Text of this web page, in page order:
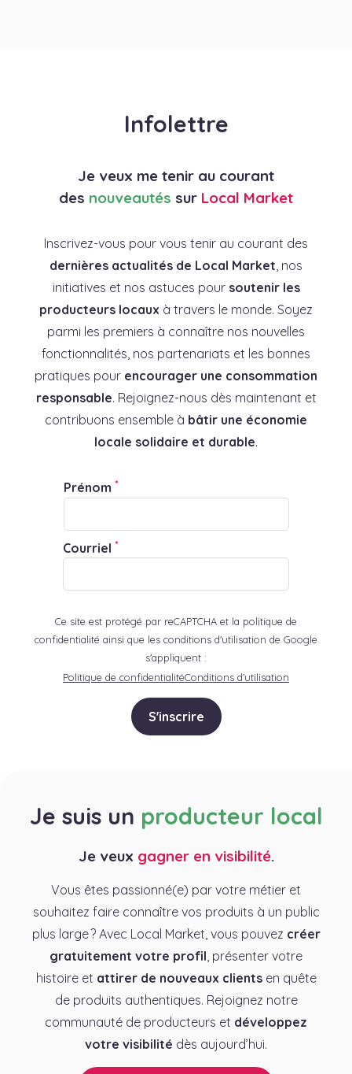
Infolettre
Je veux me tenir au courant
des nouveautés sur Local Market
Inscrivez-vous pour vous tenir au courant des
dernières actualités de Local Market, nos
initiatives et nos astuces pour soutenir les
producteurs locaux à travers le monde. Soyez
parmi les premiers à connaître nos nouvelles
fonctionnalités, nos partenariats et les bonnes
pratiques pour encourager une consommation
responsable. Rejoignez-nous dès maintenant et
contribuons ensemble à bâtir une économie
locale solidaire et durable.
Prénom *
Courriel *
Ce site est protégé par reCAPTCHA et la politique de
confidentialité ainsi que les conditions d'utilisation de Google
s'appliquent :
Politique de confidentialitéConditions d’utilisation
S'inscrire
Je suis un producteur local
Je veux gagner en visibilité.
Vous êtes passionné(e) par votre métier et
souhaitez faire connaître vos produits à un public
plus large ? Avec Local Market, vous pouvez créer
gratuitement votre profil , présenter votre
histoire et attirer de nouveaux clientsen quête
de produits authentiques. Rejoignez notre
communauté de producteurs et développez
votre visibilité dès aujourd’hui.